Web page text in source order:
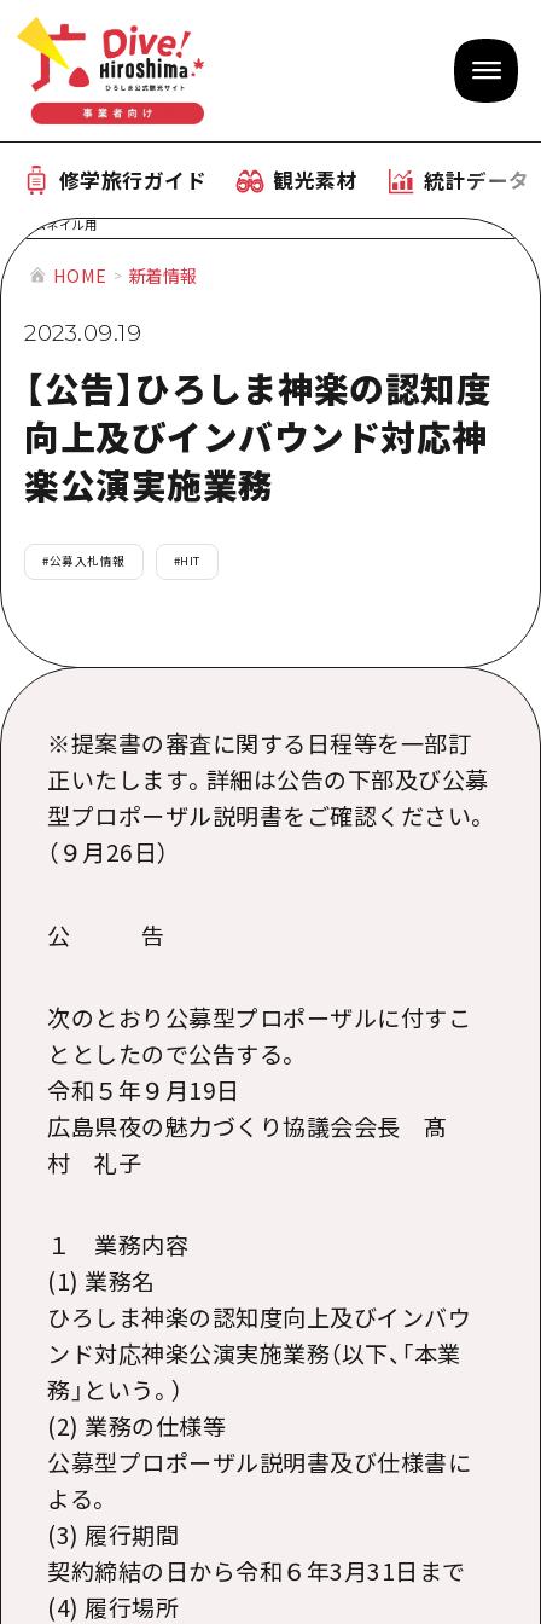
修学旅行ガイド 観光素材 統計データ
修学旅行ガイド
産業・体験 観光スポット
お役立ち情報
事前・事後学習
提供資料のご案内
観光素材
観光素材
統計データ
補助金情報
公募入札情報
ひろしま観光大使
新着情報
HITについて
お問い合わせ
HOME 新着情報
2023.09.19
【公告】ひろしま神楽の認知度
向上及びインバウンド対応神
楽公演実施業務
#公募入札情報 #HIT
※提案書の審査に関する日程等を一部訂
正いたします。詳細は公告の下部及び公募
型プロポーザル説明書をご確認ください。
（９月26日）
公 告
次のとおり公募型プロポーザルに付すこ
ととしたので公告する。
令和５年９月19日
広島県夜の魅力づくり協議会会長 髙
村 礼子
１ 業務内容
(1) 業務名
ひろしま神楽の認知度向上及びインバウ
ンド対応神楽公演実施業務（以下、「本業
務」という。）
(2) 業務の仕様等
公募型プロポーザル説明書及び仕様書に
よる。
(3) 履行期間
契約締結の日から令和６年3月31日まで
(4) 履行場所